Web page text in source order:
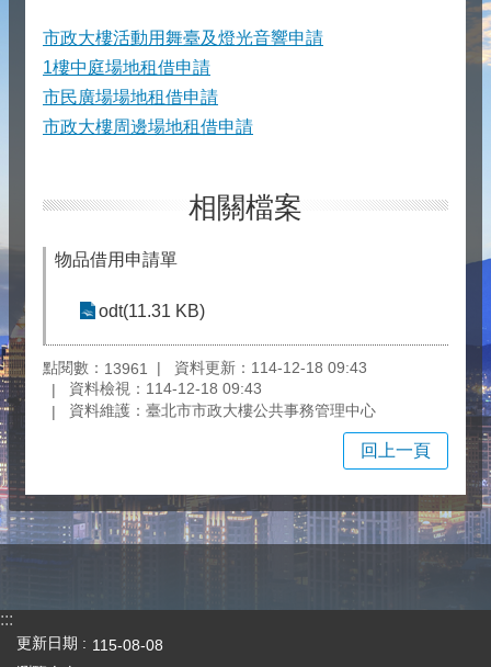
市政大樓活動用舞臺及燈光音響申請
1樓中庭場地租借申請
市民廣場場地租借申請
市政大樓周邊場地租借申請
相關檔案
物品借用申請單
odt(11.31 KB)
點閱數： 13961
資料更新：114-12-18 09:43
資料檢視：114-12-18 09:43
資料維護：臺北市市政大樓公共事務管理中心
回上一頁
:::
更新日期
115-08-08